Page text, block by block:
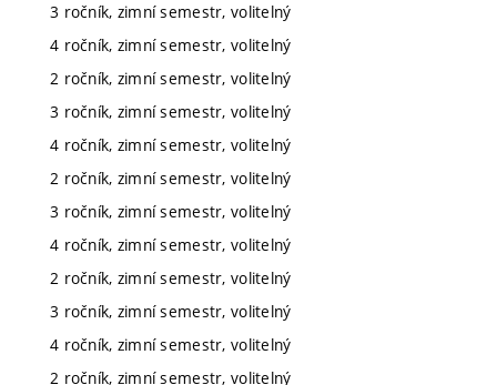
3 ročník, zimní semestr, volitelný
4 ročník, zimní semestr, volitelný
2 ročník, zimní semestr, volitelný
3 ročník, zimní semestr, volitelný
4 ročník, zimní semestr, volitelný
2 ročník, zimní semestr, volitelný
3 ročník, zimní semestr, volitelný
4 ročník, zimní semestr, volitelný
2 ročník, zimní semestr, volitelný
3 ročník, zimní semestr, volitelný
4 ročník, zimní semestr, volitelný
2 ročník, zimní semestr, volitelný